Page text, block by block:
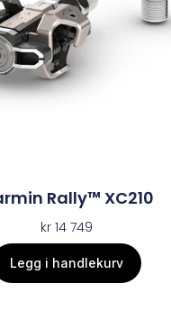
Rally™ XC210
kr 14 749
Legg i handlekurv